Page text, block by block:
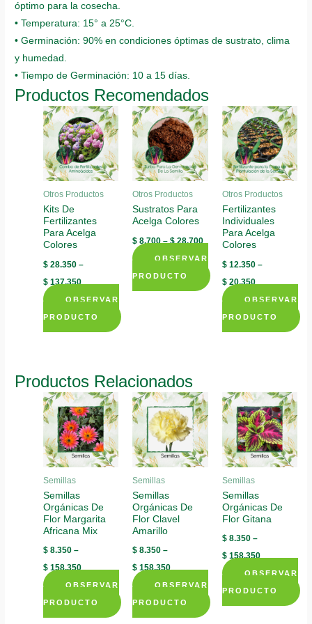
óptimo para la cosecha.
• Temperatura: 15° a 25°C.
• Germinación: 90% en condiciones óptimas de sustrato, clima
y humedad.
• Tiempo de Germinación: 10 a 15 días.
Productos Recomendados
Otros Productos
Kits De
Fertilizantes
Para Acelga
Colores
$ 28.350 –
$ 137.350
OBSERVAR
PRODUCTO
This
multiple
variants.
The
options
may
chosen
on
the
Otros Productos
Sustratos Para
Acelga Colores
$ 8.700–$28.700
OBSERVAR
PRODUCTO
This
The
options
may
chosen
on
the
product
page
Otros Productos
Fertilizantes
Individuales
Para Acelga
Colores
$12.350–
$20.350
OBSERVAR
PRODUCTO
This
variants.
The
options
may
chosen
on
the
product
page
Productos Relacionados
Semillas
Semillas
Orgánicas De
Flor Margarita
Africana Mix
$ 8.350 –
$ 158.350
OBSERVAR
PRODUCTO
This
Semillas
Semillas
Orgánicas De
Flor Clavel
Amarillo
$ 8.350 –
$ 158.350
OBSERVAR
PRODUCTO
This
Semillas
Semillas
Orgánicas De
Flor Gitana
$8.350–
$158.350
OBSERVAR
PRODUCTO
This